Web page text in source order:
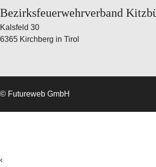
Bezirksfeuerwehrverband
Kalsfeld 30
6365 Kirchberg in Tirol
© Futureweb GmbH
‹